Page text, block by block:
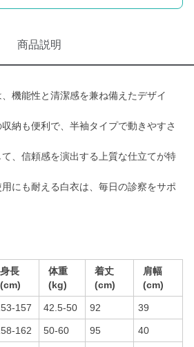
商品説明
機能性と清潔感を兼ね備えたデザイ
納も便利で、半袖タイプで動きやすさ
、信頼感を演出する上質な仕立てが特
にも耐える白衣は、毎日の診察をサポ
身長
(cm)
体重
(kg)
着丈
(cm)
肩幅
(cm)
157 42.5-50 92 39
162 50-60 95 40